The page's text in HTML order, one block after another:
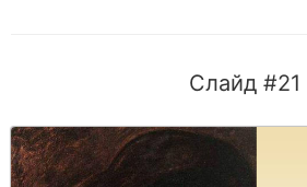
Слайд #21